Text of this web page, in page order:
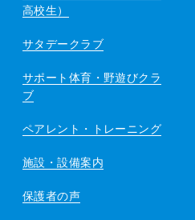
高校生）
サタデークラブ
サポート体育・野遊びクラ
ブ
ペアレント・トレーニング
施設・設備案内
保護者の声